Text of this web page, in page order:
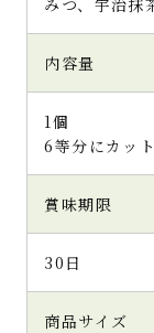
内容量
1個
6等分にカッ
賞味期限
30日
商品サイズ